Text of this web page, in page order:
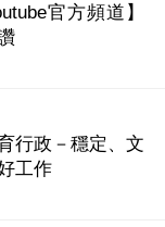
官方頻道】
行政－穩定、文
工作